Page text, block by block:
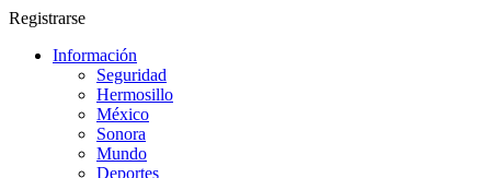
Registrarse
Información
Seguridad
Hermosillo
México
Sonora
Mundo
Deportes